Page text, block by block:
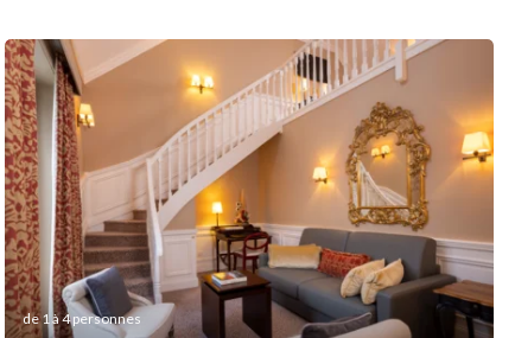
de 1 à 4 personnes